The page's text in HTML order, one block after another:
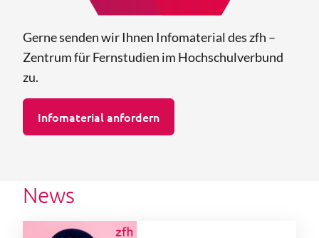
Gerne senden wir Ihnen Infomaterial des zfh –
Zentrum für Fernstudien im Hochschulverbund
zu.
Infomaterial anfordern
News